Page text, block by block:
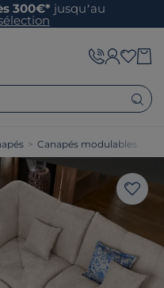
300€* jusqu’au
> Canapés modulables